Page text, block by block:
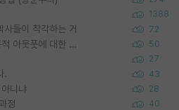
1388
들이 착각하는 거 72
포스텍 억까에 대해 (동문의 학문적 아웃풋에 대한 반박) 50
27
. 43
니냐 28
정 40